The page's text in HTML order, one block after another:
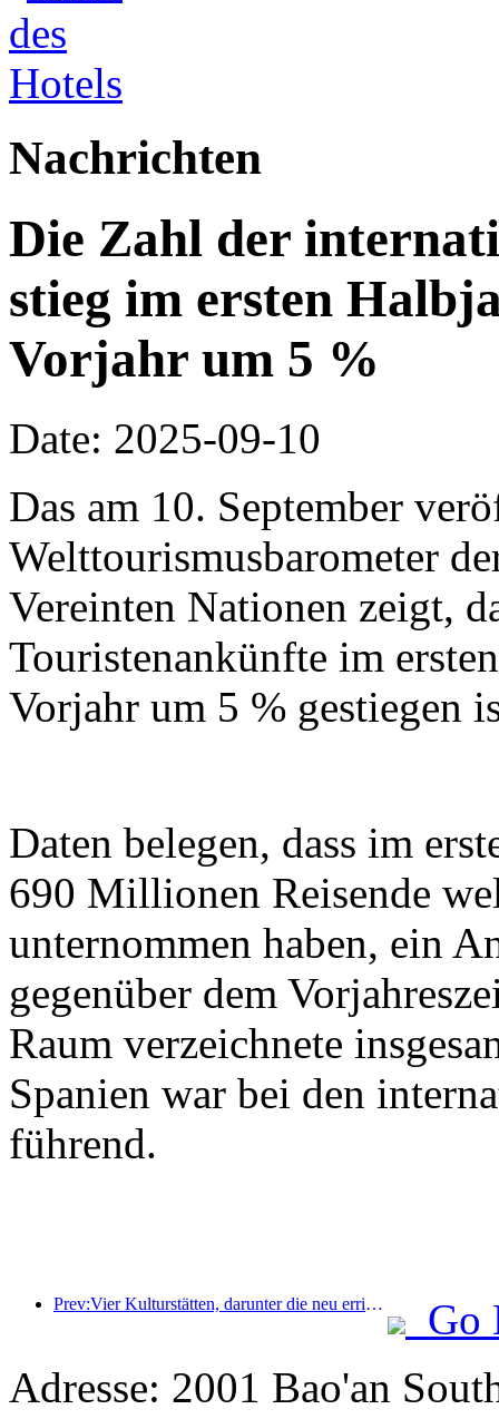
Nachrichten
Die Zahl der
stieg im ersten
Vorjahr um 5 %
Date: 2025-09-10
Das am 10. September
Welttourismusbarometer
Vereinten Nationen zeigt,
Touristenankünfte im
Vorjahr um 5 % gestiegen
Daten belegen, dass im
690 Millionen Reisende
unternommen haben, ein
gegenüber dem
Raum verzeichnete
Spanien war bei den
führend.
Prev:Vier Kulturstätten, darunter die neu errichtete „Jinling Poetry Hall“ im malerischen Gebiet des Xuanwu-Sees in Nanjing, wurden offiziell eröffnet.
Go
Adresse: 2001 Bao'an